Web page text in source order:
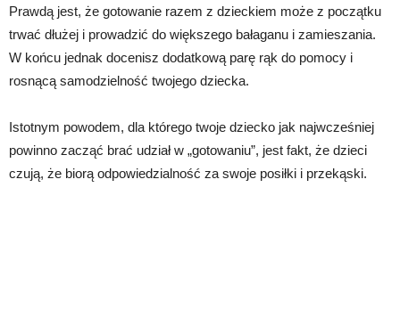
Prawdą jest, że gotowanie razem z dzieckiem może z początku
trwać dłużej i prowadzić do większego bałaganu i zamieszania.
W końcu jednak docenisz dodatkową parę rąk do pomocy i
rosnącą samodzielność twojego dziecka.
Istotnym powodem, dla którego twoje dziecko jak najwcześniej
powinno zacząć brać udział w „gotowaniu”, jest fakt, że dzieci
czują, że biorą odpowiedzialność za swoje posiłki i przekąski.